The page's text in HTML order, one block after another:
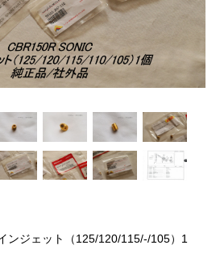
ンジェット（125/120/115/-/105）1